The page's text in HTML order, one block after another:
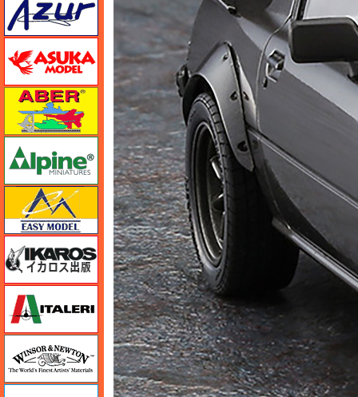
アスカモデル
アルパイン
イージーモデル
イカロス出版
イタレリ
ウインザー＆ニュートン
ウェーブ